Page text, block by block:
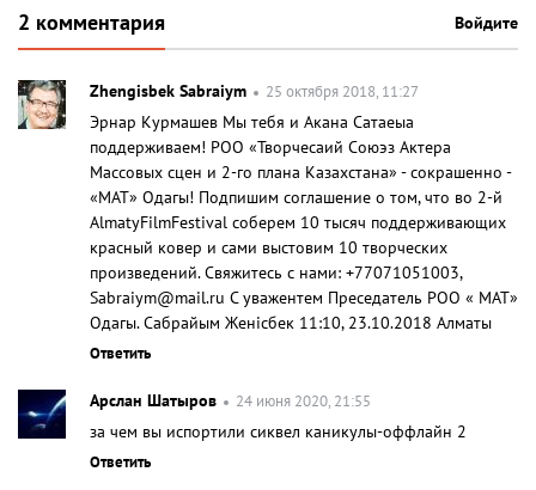
2 комментария Войдите
Zhengisbek Sabraiym 25 октября 2018, 11:27
Эрнар Курмашев Мы тебя и Акана Сатаеыа
поддерживаем! РОО «Творчесаий Союэз Актера
Массовых сцен и 2-го плана Казахстана» - сокрашенно -
«МАТ» Одагы! Подпишим соглашение о том, что во 2-й
AlmatyFilmFestival соберем 10 тысяч поддерживающих
красный ковер и сами выстовим 10 творческих
произведений. Свяжитесь с нами: +77071051003,
Sabraiym@mail.ru С уважентем Преседатель РОО « МАТ»
Одагы. Сабрайым Женicбек 11:10, 23.10.2018 Алматы
Ответить
Арслан Шатыров 24 июня 2020, 21:55
за чем вы испортили сиквел каникулы-оффлайн 2
Ответить